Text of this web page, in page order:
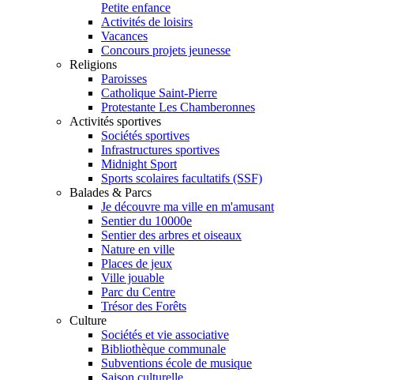
Petite enfance
Activités de loisirs
Vacances
Concours projets jeunesse
Religions
Paroisses
Catholique Saint-Pierre
Protestante Les Chamberonnes
Activités sportives
Sociétés sportives
Infrastructures sportives
Midnight Sport
Sports scolaires facultatifs (SSF)
Balades & Parcs
Je découvre ma ville en m'amusant
Sentier du 10000e
Sentier des arbres et oiseaux
Nature en ville
Places de jeux
Ville jouable
Parc du Centre
Trésor des Forêts
Culture
Sociétés et vie associative
Bibliothèque communale
Subventions école de musique
Saison culturelle